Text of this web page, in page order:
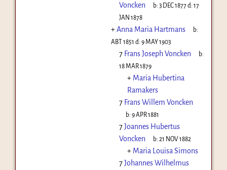
Voncken
b:3 DEC 1877d:17
JAN 1878
+Anna Maria Hartmans
b:
ABT 1851 d: 9 MAY 1903
7 Frans Joseph Voncken
b:
18 MAR 1879
+ Maria Hubertina
Ramakers
7 Frans Willem Voncken
b:9 APR 1881
7Joannes Hubertus
Voncken
b:21 NOV 1882
+ Maria Louisa Simons
7Johannes Wilhelmus